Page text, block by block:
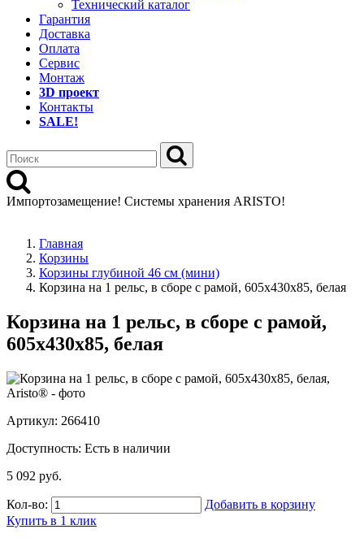
Технический каталог
Гарантия
Доставка
Оплата
Сервис
Монтаж
3D проект
Контакты
SALE!
Импортозамещение! Системы хранения ARISTO!
Главная
Корзины
Корзины глубиной 46 см (мини)
Корзина на 1 рельс, в сборе с рамой, 605x430x85, белая
Корзина на 1 рельс, в сборе с рамой,
605x430x85, белая
Артикул: 266410
Доступность: Есть в наличии
5 092 руб.
Кол-во:
Добавить в корзину
Купить в 1 клик